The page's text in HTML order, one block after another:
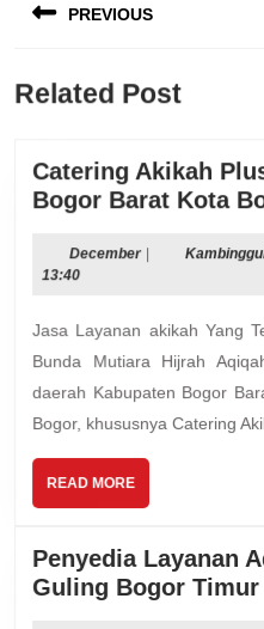
navigation
PREVIOUS
post:
Related Post
Catering Akikah
Bogor Barat Kota
DecemberDecember
13:40
Jasa Layanan akikah Yang Terbaik untuk Buah Hati Ayah &
Bunda Mutiara Hijrah
daerah Kabupaten Bogor
Bogor, khususnya Catering
READ MOREREAD
MORE
Penyedia Layanan
Guling Bogor